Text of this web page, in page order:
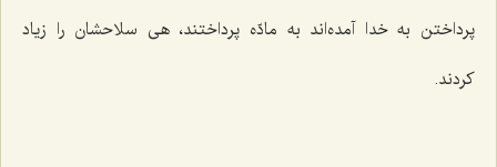
پرداختن به خدا آمده‌اند به مادّه پرداختند، هی سلاحشان را زیاد
كردند.